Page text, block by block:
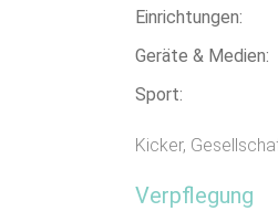
Einrichtungen:
Geräte & Medien:
Sport:
Kicker,
Verpflegung